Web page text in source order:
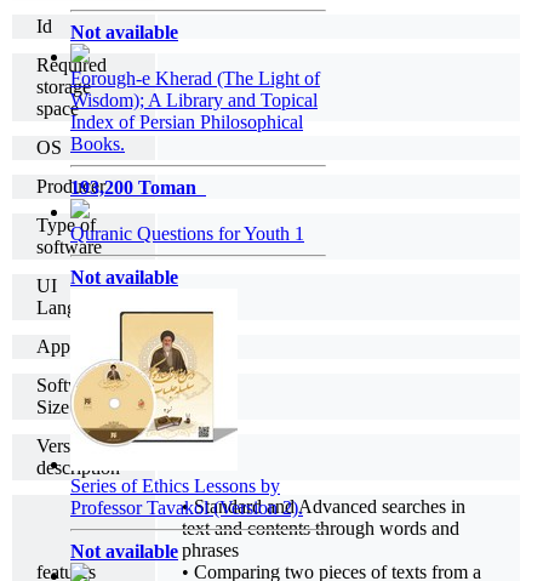
Not available
Forough-e Kherad (The Light of
Wisdom); A Library and Topical
Index of Persian Philosophical
Books.
193,200 Toman
Quranic Questions for Youth 1
Not available
Series of Ethics Lessons by
Professor Tavakol (Version 2).
Not available
Id
Required
storage
space
OS
Producer
Type of
software
UI
Language
App version
Software
Size
Version
description
features
• Standard and Advanced searches in
text and contents through words and
phrases
• Comparing two pieces of texts from a